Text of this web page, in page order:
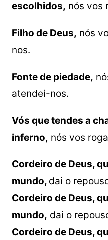
escolhidos, nós vos
Filho de Deus, nós
nos.
Fonte de piedade,
atendei-nos.
Vós que tendes a
inferno, nós vos
Cordeiro de Deus,
mundo, dai o
Cordeiro de Deus,
mundo, dai o
Cordeiro de Deus,